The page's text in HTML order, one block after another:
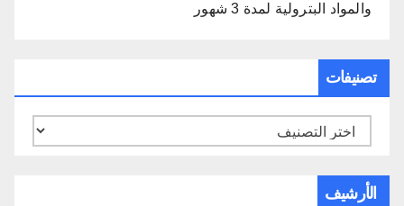
والمواد البترولية لمدة 3 شهور
تصنيفات
تصنيفات
الأرشيف